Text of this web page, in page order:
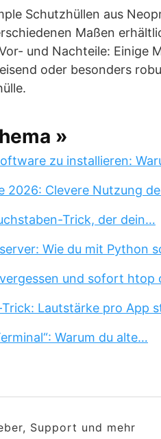
Schutzhüllen aus
Maßen
und Nachteile: Einige
oder besonders
»
zu installieren:
2026: Clevere Nutzung
Trick, der dein…
Wie du mit Python
und sofort htop
Lautstärke pro App
Warum du alte…
Support und mehr